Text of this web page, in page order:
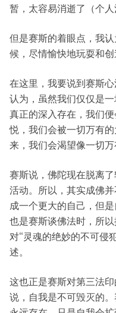
暂，太容易消逝了（个人
但是赛斯的着眼点，我
候，尽情愉快地玩耍和创
在这里，我要说到赛斯
认为，虽然我们仅仅是
真正的深入存在，我们
悦，我们会被一切万有
来，我们会渴望像一切万
赛斯说，佛陀现在脱离
活动。所以，其实成佛
成一个更大的自己，但
也是赛斯谈佛法时，所
对“灵魂的绝妙的不可侵
述。
这也正是赛斯对第三法
说，自我是不可毁灭的